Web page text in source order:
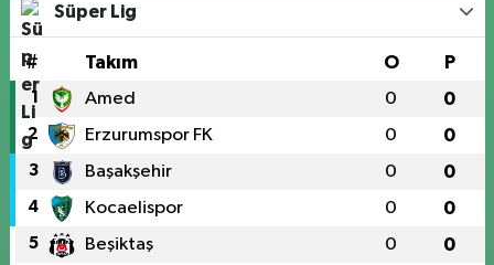
Süper Lig
# Takım O P
1 Amed 0 0
2 Erzurumspor FK 0 0
3 Başakşehir 0 0
4 Kocaelispor 0 0
5 Beşiktaş 0 0